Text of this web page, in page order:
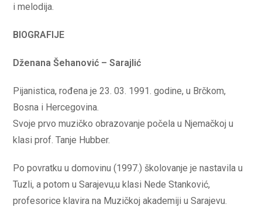
i melodija.
BIOGRAFIJE
Dženana Šehanović – Sarajlić
Pijanistica, rođena je 23. 03. 1991. godine, u Brčkom,
Bosna i Hercegovina.
Svoje prvo muzičko obrazovanje počela u Njemačkoj u
klasi prof. Tanje Hubber.
Po povratku u domovinu (1997.) školovanje je nastavila u
Tuzli, a potom u Sarajevu,u klasi Nede Stanković,
profesorice klavira na Muzičkoj akademiji u Sarajevu.